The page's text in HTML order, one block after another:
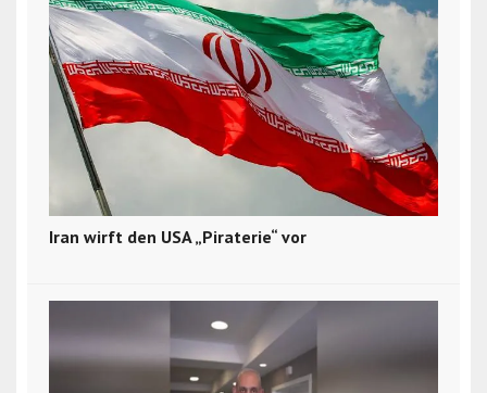
Iran wirft den USA „Piraterie“ vor